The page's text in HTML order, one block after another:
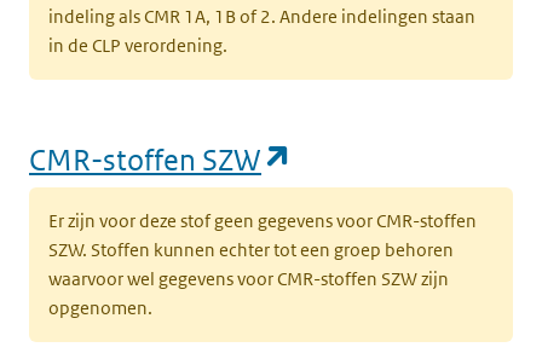
indeling als CMR 1A, 1B of 2. Andere indelingen staan
in de CLP verordening.
CMR-stoffen SZW
Er zijn voor deze stof geen gegevens voor CMR-stoffen
SZW. Stoffen kunnen echter tot een groep behoren
waarvoor wel gegevens voor CMR-stoffen SZW zijn
opgenomen.